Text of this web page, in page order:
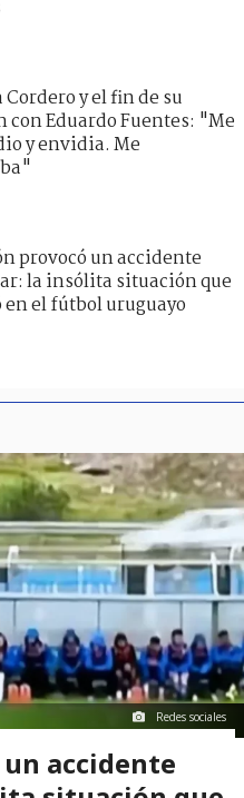
Cordero y el fin de su
con Eduardo Fuentes: "Me
y envidia. Me
provocó un accidente
la insólita situación que
en el fútbol uruguayo
Redes sociales
accidente